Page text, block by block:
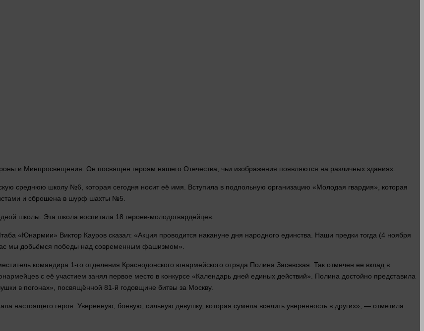
и Минпросвещения. Он посвящен героям нашего Отечества, чьи изображения появляются на различных зданиях.
среднюю школу №6, которая сегодня носит её имя . Вступила в подпольную организацию «Молодая гвардия», которая
и сброшена в шурф шахты №5.
школы. Эта школа воспитала 18 героев-молодогвардейцев.
«Юнармии» Виктор Кауров сказал: «Акция проводится накануне дня народного единства. Наши предки тогда (4 ноября
мы добьёмся победы над современным фашизмом».
командира 1-го отделения Краснодонского юнармейского отряда Полина Засевская. Так отмечен ее вклад в
с её участием занял первое место в конкурсе «Календарь дней единых действий». Полина достойно представила
в погонах», посвящённой 81-й годовщине битвы за Москву.
настоящего героя. Уверенную, боевую, сильную девушку, которая сумела вселить уверенность в других», — отметила